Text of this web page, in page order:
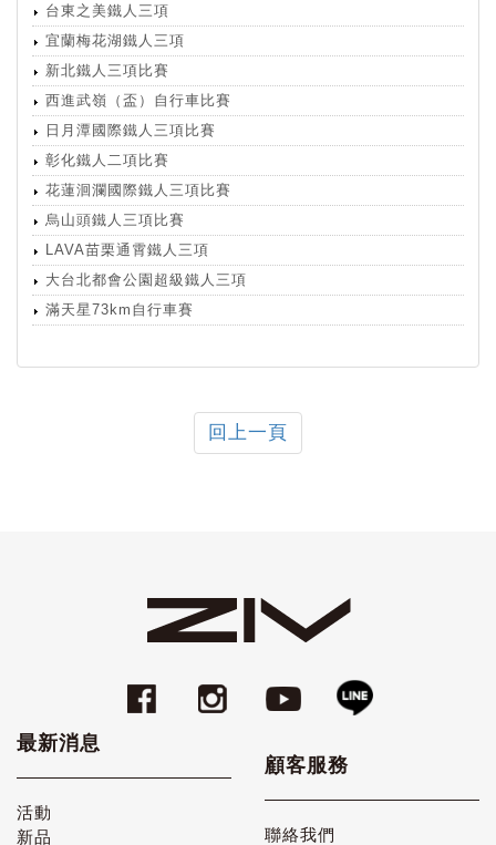
台東之美鐵人三項
宜蘭梅花湖鐵人三項
新北鐵人三項比賽
西進武嶺（盃）自行車比賽
日月潭國際鐵人三項比賽
彰化鐵人二項比賽
花蓮洄瀾國際鐵人三項比賽
烏山頭鐵人三項比賽
LAVA苗栗通霄鐵人三項
大台北都會公園超級鐵人三項
滿天星73km自行車賽
回上一頁
最新消息
活動
新品
顧客服務
聯絡我們